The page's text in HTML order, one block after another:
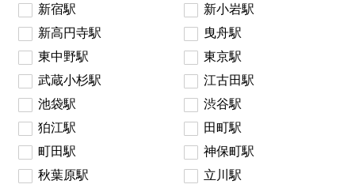
新宿駅
新小岩駅
新高円寺駅
曳舟駅
東中野駅
東京駅
武蔵小杉駅
江古田駅
池袋駅
渋谷駅
狛江駅
田町駅
町田駅
神保町駅
秋葉原駅
立川駅